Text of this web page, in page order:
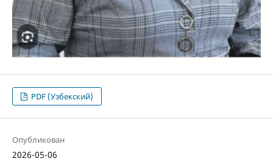
PDF (Узбекский)
Опубликован
2026-05-06